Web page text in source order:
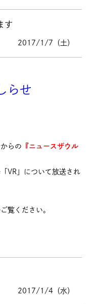
す
2017/1/7（土）
せ
らの 『ニュースザウル
VR」について放送され
覧ください。
2017/1/4（水）